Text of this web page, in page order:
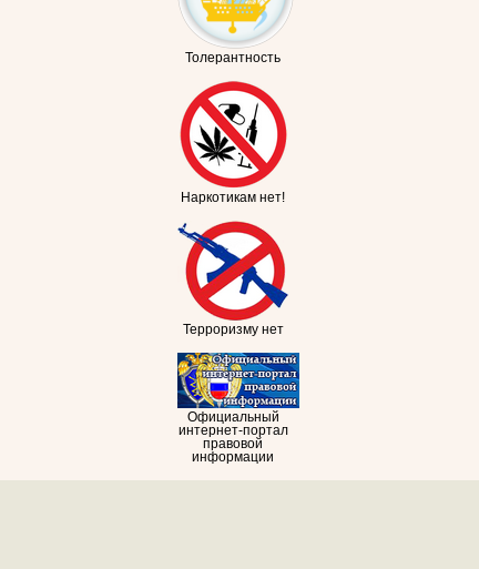
Толерантность
Наркотикам нет!
Терроризму нет
Официальный
интернет-портал
правовой
информации